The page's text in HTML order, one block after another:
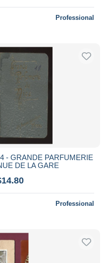
Professional
- GRANDE PARFUMERIE
DE LA GARE
Professional